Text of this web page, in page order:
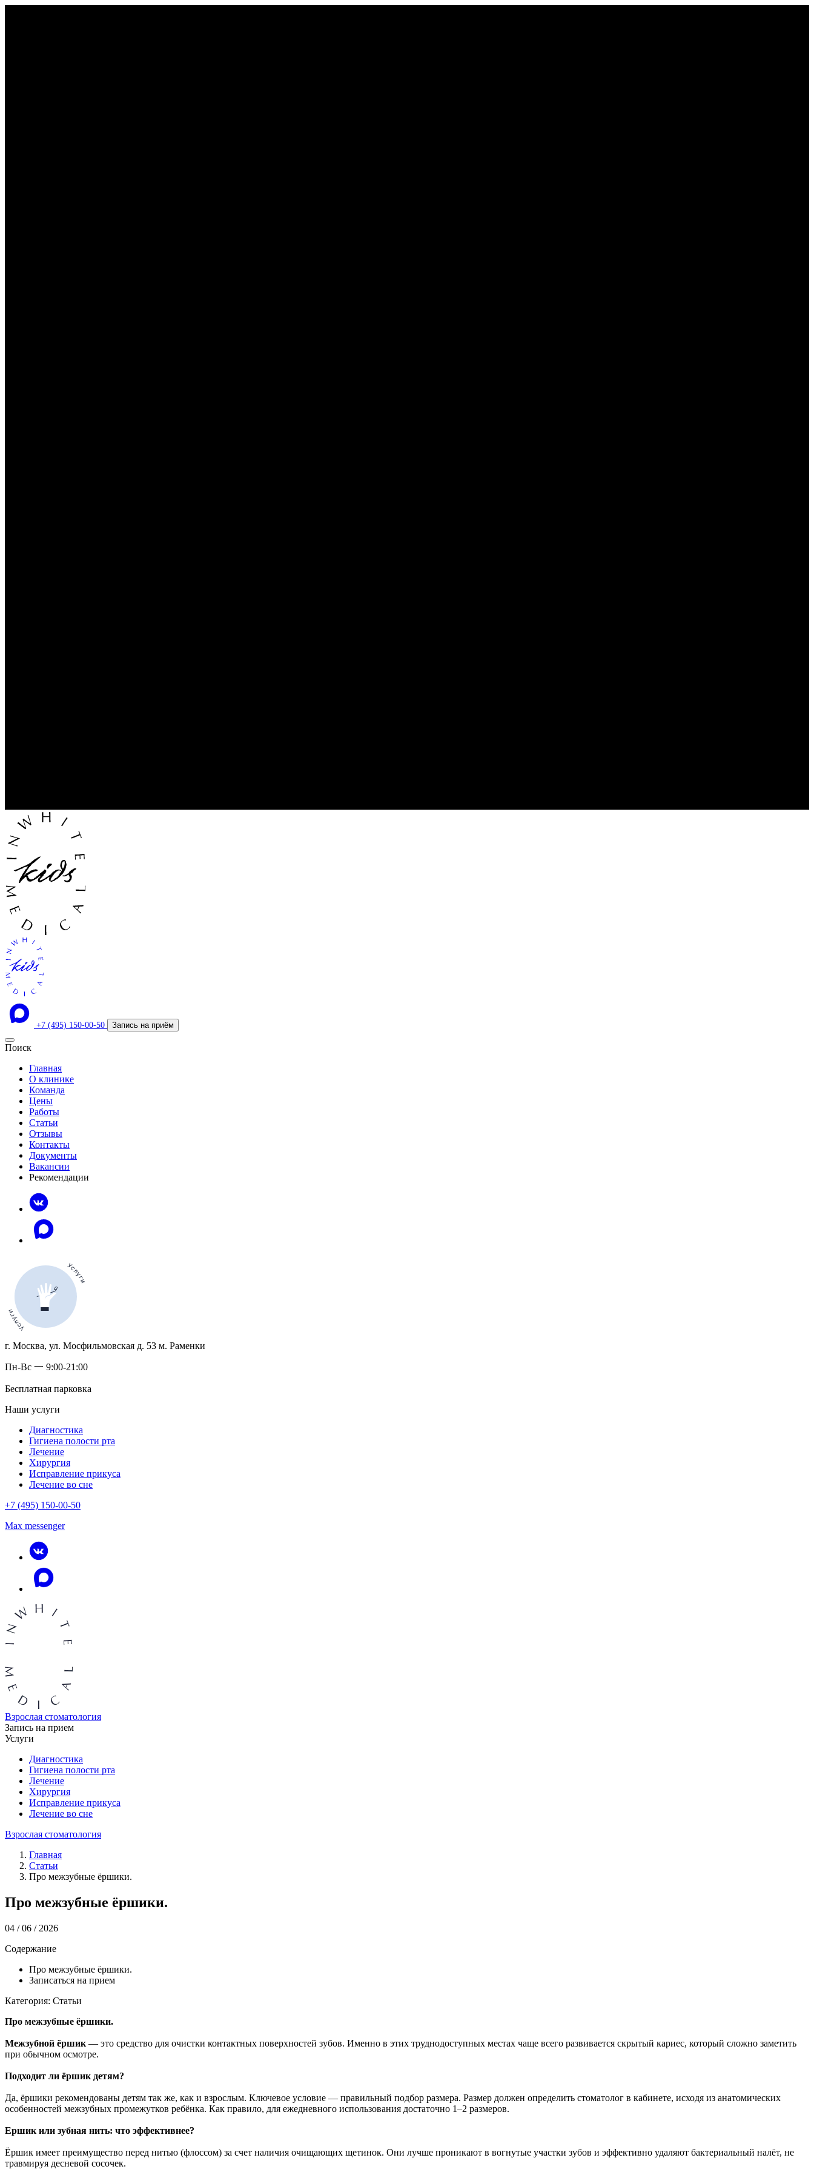
+7 (495) 150-00-50 Запись на приём
Поиск
Главная
О клинике
Команда
Цены
Работы
Статьи
Отзывы
Контакты
Документы
Вакансии
Рекомендации
г. Москва, ул. Мосфильмовская д. 53 м. Раменки
Пн-Вс 一 9:00-21:00
Бесплатная парковка
Наши услуги
Диагностика
Гигиена полости рта
Лечение
Хирургия
Исправление прикуса
Лечение во сне
+7 (495) 150-00-50
Max messenger
Взрослая стоматология
Запись на прием
Услуги
Диагностика
Гигиена полости рта
Лечение
Хирургия
Исправление прикуса
Лечение во сне
Взрослая стоматология
Главная
Статьи
Про межзубные ёршики.
Про межзубные ёршики.
04 / 06 / 2026
Содержание
Про межзубные ёршики.
Записаться на прием
Категория: Статьи
Про межзубные ёршики.
Межзубной ёршик — это средство для очистки контактных поверхностей зубов. Именно в этих труднодоступных местах чаще всего развивается скрытый кариес, который сложно заметить
при обычном осмотре.
Подходит ли ёршик детям?
Да, ёршики рекомендованы детям так же, как и взрослым. Ключевое условие — правильный подбор размера. Размер должен определить стоматолог в кабинете, исходя из анатомических
особенностей межзубных промежутков ребёнка. Как правило, для ежедневного использования достаточно 1–2 размеров.
Ершик или зубная нить: что эффективнее?
Ёршик имеет преимущество перед нитью (флоссом) за счет наличия очищающих щетинок. Они лучше проникают в вогнутые участки зубов и эффективно удаляют бактериальный налёт, не
травмируя десневой сосочек.